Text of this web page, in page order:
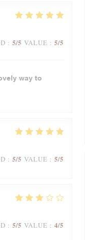
: 5/5 VALUE : 5/5
way to
: 5/5 VALUE : 5/5
: 5/5 VALUE : 4/5